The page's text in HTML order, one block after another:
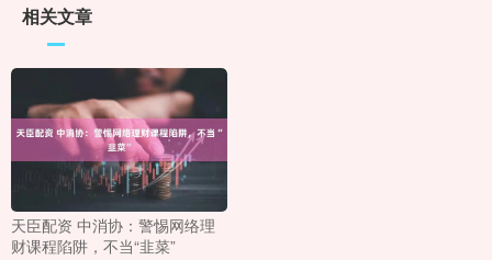
相关文章
天臣配资 中消协：警惕网络理
财课程陷阱，不当“韭菜”